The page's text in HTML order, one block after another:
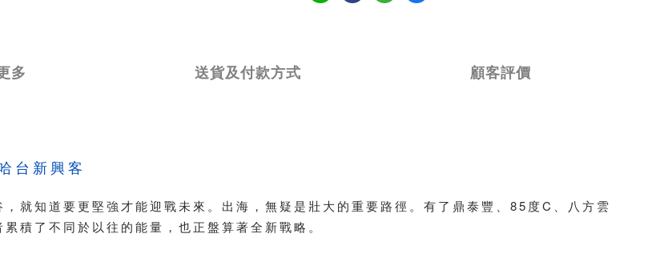
多 送貨及付款方式 顧客評價
台新興客
就知道要更堅強才能迎戰未來。出海，無疑是壯大的重要路徑。有了鼎泰豐、85度C、八方雲
積了不同於以往的能量，也正盤算著全新戰略。